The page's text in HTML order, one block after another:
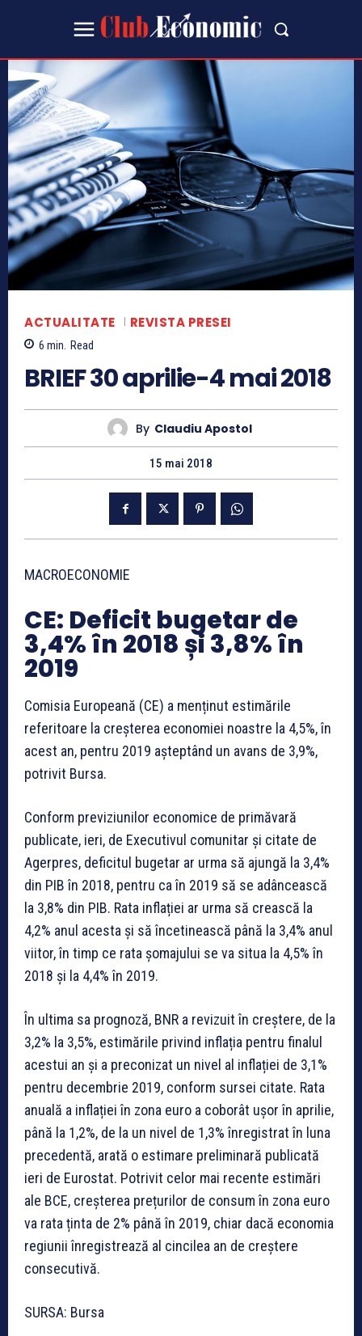
ACTUALITATE REVISTA PRESEI
6 min. Read
BRIEF 30 aprilie-4 mai 2018
By Claudiu Apostol
15 mai 2018
MACROECONOMIE
CE: Deficit bugetar de
3,4% în 2018 și 3,8% în
2019
Comisia Europeană (CE) a menținut estimările
referitoare la creșterea economiei noastre la 4,5%, în
acest an, pentru 2019 așteptând un avans de 3,9%,
potrivit Bursa.
Conform previziunilor economice de primăvară
publicate, ieri, de Executivul comunitar și citate de
Agerpres, deficitul bugetar ar urma să ajungă la 3,4%
din PIB în 2018, pentru ca în 2019 să se adâncească
la 3,8% din PIB. Rata inflației ar urma să crească la
4,2% anul acesta și să încetinească până la 3,4% anul
viitor, în timp ce rata șomajului se va situa la 4,5% în
2018 și la 4,4% în 2019.
În ultima sa prognoză, BNR a revizuit în creștere, de la
3,2% la 3,5%, estimările privind inflația pentru finalul
acestui an și a preconizat un nivel al inflației de 3,1%
pentru decembrie 2019, conform sursei citate. Rata
anuală a inflației în zona euro a coborât ușor în aprilie,
până la 1,2%, de la un nivel de 1,3% înregistrat în luna
precedentă, arată o estimare preliminară publicată
ieri de Eurostat. Potrivit celor mai recente estimări
ale BCE, creșterea prețurilor de consum în zona euro
va rata ținta de 2% până în 2019, chiar dacă economia
regiunii înregistrează al cincilea an de creștere
consecutivă.
SURSA: Bursa